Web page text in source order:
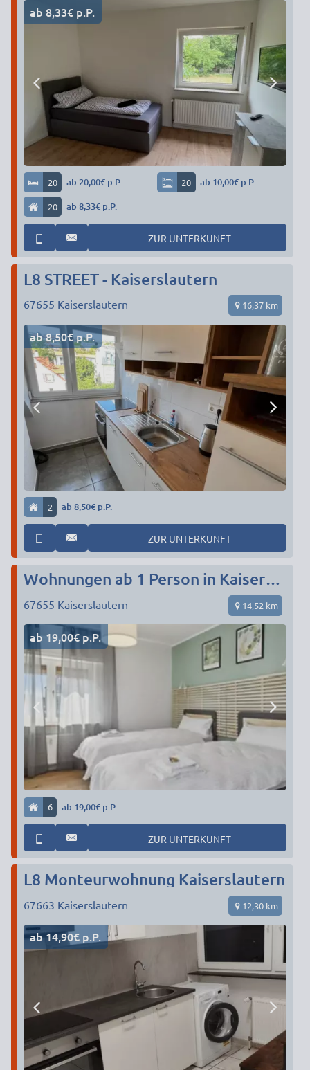
ab 8,33€ p.P.
20 ab 20,00€ p.P. 20 ab 10,00€ p.P.
20 ab 8,33€ p.P.
ZUR UNTERKUNFT
L8 STREET - Kaiserslautern
67655 Kaiserslautern 16,37 km
ab 8,50€ p.P.
2 ab 8,50€ p.P.
ZUR UNTERKUNFT
Wohnungen ab 1 Person in Kaiserslautern - eigenes Bad+Küche
67655 Kaiserslautern 14,52 km
ab 19,00€ p.P.
6 ab 19,00€ p.P.
ZUR UNTERKUNFT
L8 Monteurwohnung Kaiserslautern
67663 Kaiserslautern 12,30 km
ab 14,90€ p.P.